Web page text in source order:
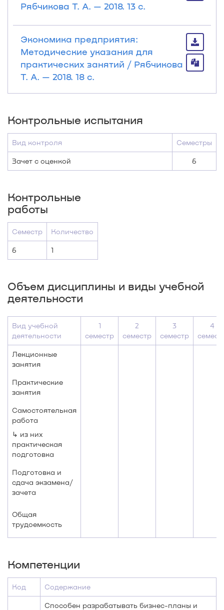
Рябчикова Т. А. — 2018. 13 с.
Экономика предприятия:
Методические указания для
практических занятий / Рябчикова
Т. А. — 2018. 18 с.
Контрольные испытания
Вид контроля Семестры
Зачет с оценкой 6
Контрольные
работы
Семестр Количество
6 1
Объем дисциплины и виды учебной
деятельности
Вид учебной
деятельности
1
семестр
2
семестр
3
семестр
4
Лекционные
занятия
Практические
занятия
Самостоятельная
работа
↳ из них
практическая
подготовка
Подготовка и
сдача экзамена/
зачета
Общая
трудоемкость
Компетенции
Код Содержание
Способен разрабатывать бизнес-планы и